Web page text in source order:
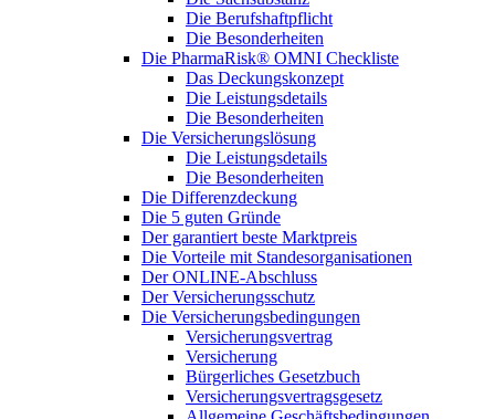
Die Berufshaftpflicht
Die Besonderheiten
Die PharmaRisk® OMNI Checkliste
Das Deckungskonzept
Die Leistungsdetails
Die Besonderheiten
Die Versicherungslösung
Die Leistungsdetails
Die Besonderheiten
Die Differenzdeckung
Die 5 guten Gründe
Der garantiert beste Marktpreis
Die Vorteile mit Standesorganisationen
Der ONLINE-Abschluss
Der Versicherungsschutz
Die Versicherungsbedingungen
Versicherungsvertrag
Versicherung
Bürgerliches Gesetzbuch
Versicherungsvertragsgesetz